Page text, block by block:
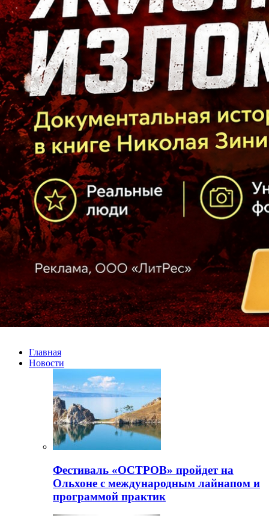
Главная
Новости
Фестиваль «ОСТРОВ» пройдет на
Ольхоне с международным лайнапом и
программой практик